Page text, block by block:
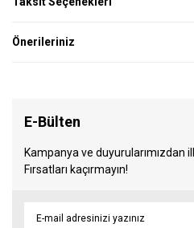
Önerileriniz
E-Bülten
Kampanya ve duyurularımızdan
Fırsatları kaçırmayın!